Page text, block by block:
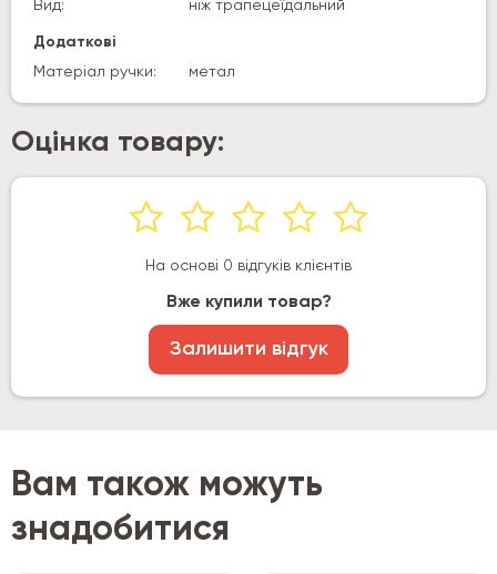
Вид: ніж трапецеїдальний
Додаткові
Матеріал ручки:
метал
Оцінка товару:
На основі 0 відгуків клієнтів
Вже купили товар?
Залишити відгук
Вам також можуть
знадобитися